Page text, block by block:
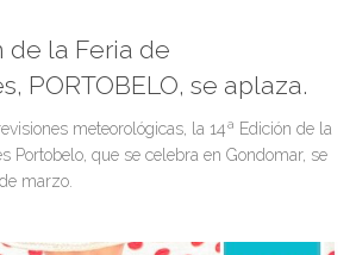
de la Feria de
PORTOBELO, se aplaza.
meteorológicas, la 14ª Edición de la
Portobelo, que se celebra en Gondomar, se
marzo.